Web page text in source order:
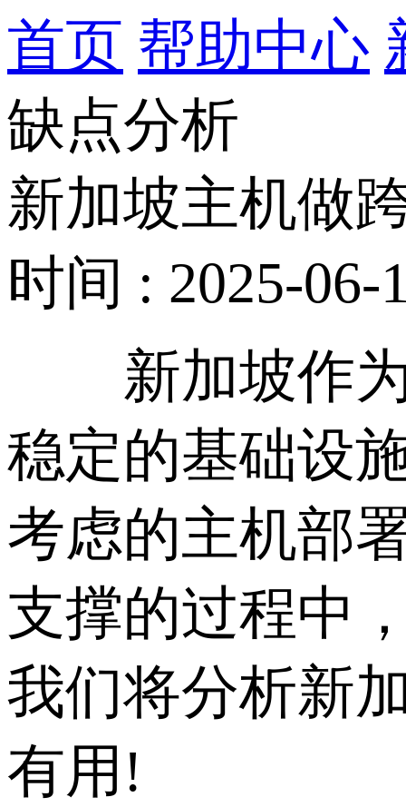
首页 帮助中心
缺点分析
新加坡主机做
时间 : 2025-06-
新加坡作为
稳定的基础设
考虑的主机部
支撑的过程中
我们将分析新
有用!